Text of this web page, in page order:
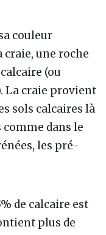
couleur
une roche
(ou
La craie provient
sols calcaires là
dans le
les pré-
de calcaire est
plus de